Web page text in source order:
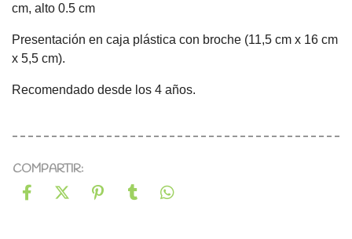
cm, alto 0.5 cm
Presentación en caja plástica con broche (11,5 cm x 16 cm
x 5,5 cm).
Recomendado desde los 4 años.
COMPARTIR: